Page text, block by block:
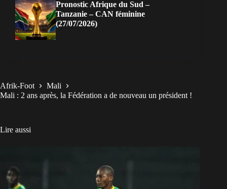
Pronostic Afrique du Sud –
Tanzanie – CAN féminine
(27/07/2026)
Afrik-Foot
Mali
Mali : 2 ans après, la Fédération a de nouveau un président !
Lire aussi